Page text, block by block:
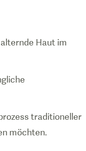
Haut im
traditioneller
möchten.